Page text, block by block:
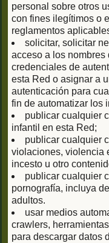
personal sobre otros
con fines ilegítimos o
reglamentos
solicitar, solicitar
acceso a los nombres
credenciales de
esta Red o asignar a
autenticación para
fin de automatizar los
publicar cualquier
infantil en esta Red;
publicar cualquier
violaciones, violencia
incesto u otro
publicar cualquier
pornografía, incluya
adultos.
usar medios
crawlers,
para descargar datos